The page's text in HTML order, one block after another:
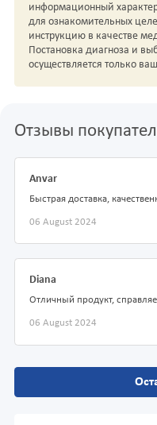
информационный
для ознакомительных
инструкцию в качестве
Постановка диагноза и
осуществляется только
Отзывы
Anvar
Быстрая доставка,
06 August 2024
Diana
Отличный продукт,
06 August 2024